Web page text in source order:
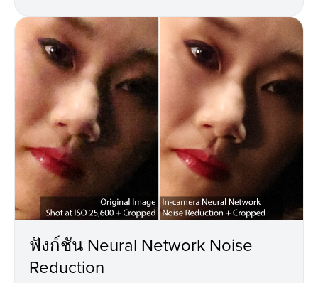
ฟังก์ชัน Neural Network Noise
Reduction